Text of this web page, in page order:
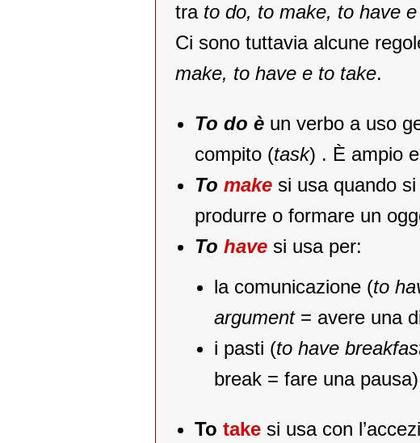
tra to do, to make, to have
Ci sono tuttavia alcune
make, to have e to take.
To do è un verbo a uso
compito (task) . È ampio
To make si usa quando
produrre o formare un
To have si usa per:
la comunicazione (to
argument= avere una
i pasti (to have
break = fare una pausa)
To take si usa con